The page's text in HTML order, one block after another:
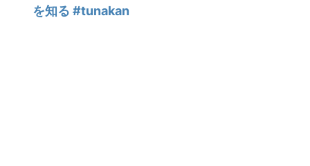
を知る #tunakan